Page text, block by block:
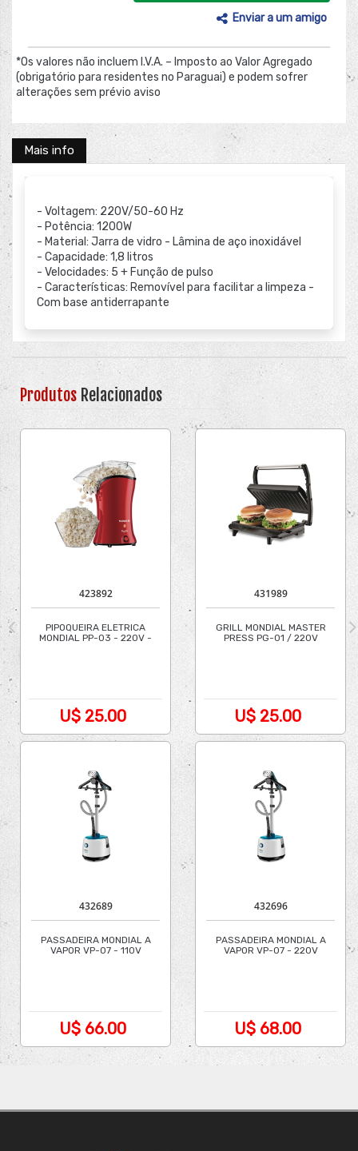
Enviar a um amigo
*Os valores não incluem I.V.A. – Imposto ao Valor Agregado
(obrigatório para residentes no Paraguai) e podem sofrer
alterações sem prévio aviso
Mais info
- Voltagem: 220V/50-60 Hz
- Potência: 1200W
- Material: Jarra de vidro - Lâmina de aço inoxidável
- Capacidade: 1,8 litros
- Velocidades: 5 + Função de pulso
- Características: Removível para facilitar a limpeza -
Com base antiderrapante
Produtos Relacionados
423892
PIPOQUEIRA ELETRICA
MONDIAL PP-03 - 220V -
U$ 25.00
431989
GRILL MONDIAL MASTER
PRESS PG-01 / 220V
U$ 25.00
432689
PASSADEIRA MONDIAL A
VAPOR VP-07 - 110V
U$ 66.00
432696
PASSADEIRA MONDIAL A
VAPOR VP-07 - 220V
U$ 68.00